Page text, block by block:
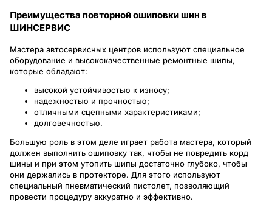
Преимущества повторной ошиповки шин в
ШИНСЕРВИС
Мастера автосервисных центров используют специальное
оборудование и высококачественные ремонтные шипы,
которые обладают:
высокой устойчивостью к износу;
надежностью и прочностью;
отличными сцепными характеристиками;
долговечностью.
Большую роль в этом деле играет работа мастера, который
должен выполнить ошиповку так, чтобы не повредить корд
шины и при этом утопить шипы достаточно глубоко, чтобы
они держались в протекторе. Для этого используют
специальный пневматический пистолет, позволяющий
провести процедуру аккуратно и эффективно.